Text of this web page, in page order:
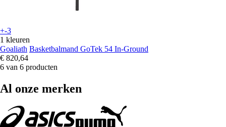
+-3
1 kleuren
Goaliath Basketbalmand GoTek 54 In-Ground
€ 820,64
6 van 6 producten
Al onze merken